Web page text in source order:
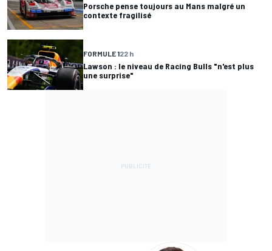
Porsche pense toujours au Mans malgré un
contexte fragilisé
FORMULE 122 h
Lawson : le niveau de Racing Bulls "n'est plus
une surprise"